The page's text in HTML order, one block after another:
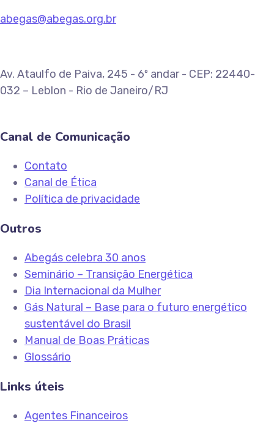
abegas@abegas.org.br
Av. Ataulfo de Paiva, 245 - 6º andar - CEP: 22440-
032 – Leblon - Rio de Janeiro/RJ
Canal de Comunicação
Contato
Canal de Ética
Política de privacidade
Outros
Abegás celebra 30 anos
Seminário – Transição Energética
Dia Internacional da Mulher
Gás Natural – Base para o futuro energético
sustentável do Brasil
Manual de Boas Práticas
Glossário
Links úteis
Agentes Financeiros